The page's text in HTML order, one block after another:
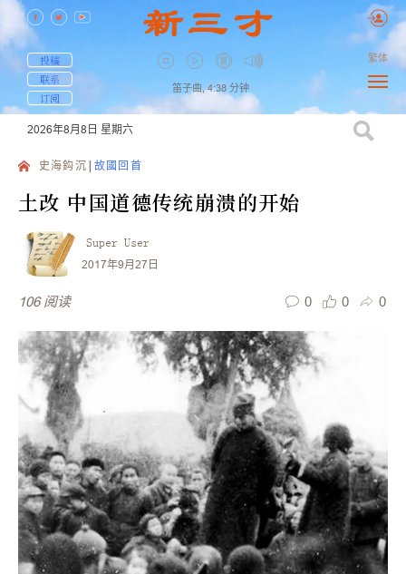
投稿
联系
订阅
笛子曲, 4:38 分钟
繁体
2026年8月8日 星期六
史海鈎沉 故國回首
土改 中国道德传统崩溃的开始
Super User
2017年9月27日
106 阅读 0 0 0